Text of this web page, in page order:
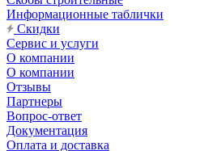
Информационные таблички
Скидки
Сервис и услуги
О компании
О компании
Отзывы
Партнеры
Вопрос-ответ
Документация
Оплата и доставка